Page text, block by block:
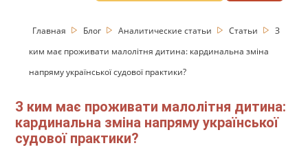
Главная Блог Аналитические статьи Статьи
З
ким має проживати малолітня дитина: кардинальна зміна
напряму української судової практики?
З ким має проживати малолітня дитина:
кардинальна зміна напряму української
судової практики?